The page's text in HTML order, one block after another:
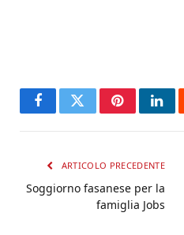
FacebookTwitterPinterest
ARTICOLO PRECEDENTE
Soggiorno fasanese per la
famiglia Jobs